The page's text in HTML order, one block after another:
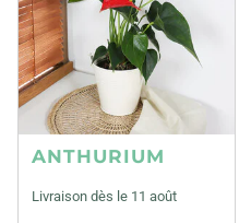
ANTHURIUM
Livraison dès le 11 août